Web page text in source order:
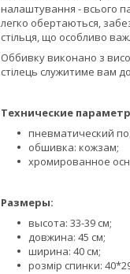
налаштування - всього
легко обертаються,
стільця, що особливо
Оббивку виконано з
стілець служитиме вам
Технические
пневматический
обшивка: кожзам;
хромированное
Размеры:
высота: 33-39 см;
довжина: 45 см;
ширина: 40 см;
розмір спинки: